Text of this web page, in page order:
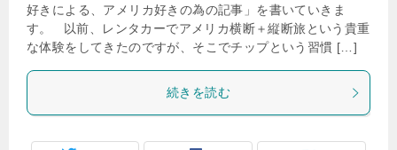
好きによる、アメリカ好きの為の記事」を書いていきま
す。 以前、レンタカーでアメリカ横断＋縦断旅という貴重
な体験をしてきたのですが、そこでチップという習慣 […]
続きを読む